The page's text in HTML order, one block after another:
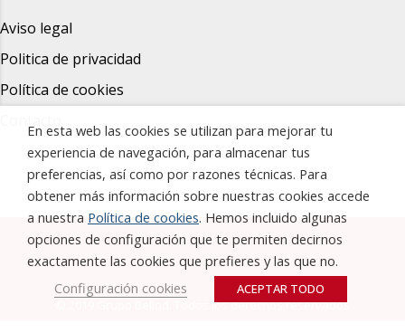
Aviso legal
Politica de privacidad
Política de cookies
© 2019 Grupo Bellod. Todos los derechos reservados
En esta web las cookies se utilizan para mejorar tu
experiencia de navegación, para almacenar tus
preferencias, así como por razones técnicas. Para
obtener más información sobre nuestras cookies accede
a nuestra Política de cookies. Hemos incluido algunas
opciones de configuración que te permiten decirnos
exactamente las cookies que prefieres y las que no.
Configuración cookies
ACEPTAR TODO